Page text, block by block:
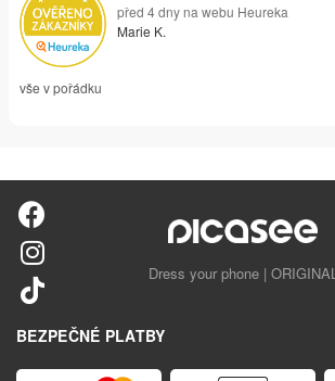
před 4 dny na webu Heureka
Marie K.
vše v pořádku
Dress your phone | ORIGINAL
BEZPEČNÉ PLATBY